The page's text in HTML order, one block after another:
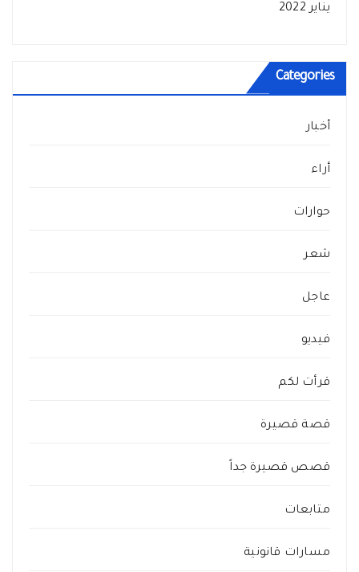
يناير 2022
Categories
أخبار
أراء
حوارات
شعر
عاجل
فيديو
قرأت لكم
قصة قصيرة
قصص قصيرة جداً
متابعات
مسارات قانونية